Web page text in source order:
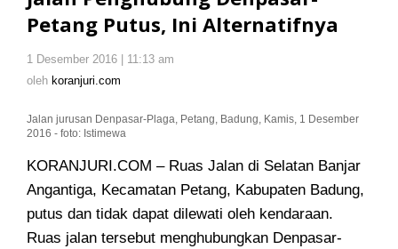
Petang
Putus,
Petang Putus, Ini Alternatifnya
1 Desember 2016 | 11:13 am
oleh koranjuri.com
Jalan jurusan Denpasar-Plaga, Petang, Badung, Kamis, 1 Desember
2016 - foto: Istimewa
KORANJURI.COM – Ruas Jalan di Selatan Banjar
Angantiga, Kecamatan Petang, Kabupaten Badung,
putus dan tidak dapat dilewati oleh kendaraan.
Ruas jalan tersebut menghubungkan Denpasar-